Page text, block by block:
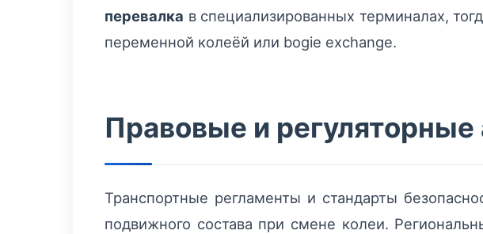
перевалка в специализированных терминалах,
переменной колеёй или bogie exchange.
Правовые и
Транспортные регламенты и стандарты
подвижного состава при смене колеи.